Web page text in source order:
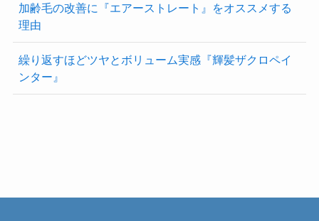
加齢毛の改善に『エアーストレート』をオススメする
理由
繰り返すほどツヤとボリューム実感『輝髪ザクロペイ
ンター』